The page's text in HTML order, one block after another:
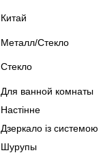
Китай
Металл/Стекло
Стекло
Для ванной комнаты
Настінне
Дзеркало із системою
Шурупы